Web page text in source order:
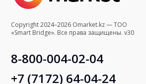
Copyright 2024–2026 Omarket.kz — ТОО
«Smart Bridge». Все права защищены. v30
8-800-004-02-04
+7 (7172) 64-04-24